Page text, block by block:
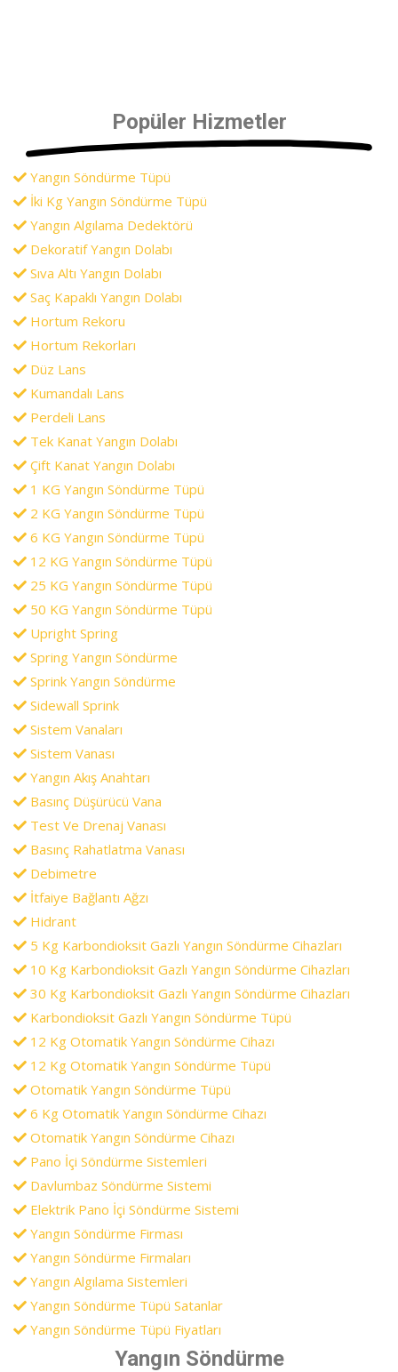
Popüler Hizmetler
Yangın Söndürme Tüpü
İki Kg Yangın Söndürme Tüpü
Yangın Algılama Dedektörü
Dekoratif Yangın Dolabı
Sıva Altı Yangın Dolabı
Saç Kapaklı Yangın Dolabı
Hortum Rekoru
Hortum Rekorları
Düz Lans
Kumandalı Lans
Perdeli Lans
Tek Kanat Yangın Dolabı
Çift Kanat Yangın Dolabı
1 KG Yangın Söndürme Tüpü
2 KG Yangın Söndürme Tüpü
6 KG Yangın Söndürme Tüpü
12 KG Yangın Söndürme Tüpü
25 KG Yangın Söndürme Tüpü
50 KG Yangın Söndürme Tüpü
Upright Spring
Spring Yangın Söndürme
Sprink Yangın Söndürme
Sidewall Sprink
Sistem Vanaları
Sistem Vanası
Yangın Akış Anahtarı
Basınç Düşürücü Vana
Test Ve Drenaj Vanası
Basınç Rahatlatma Vanası
Debimetre
İtfaiye Bağlantı Ağzı
Hidrant
5 Kg Karbondioksit Gazlı Yangın Söndürme Cihazları
10 Kg Karbondioksit Gazlı Yangın Söndürme Cihazları
30 Kg Karbondioksit Gazlı Yangın Söndürme Cihazları
Karbondioksit Gazlı Yangın Söndürme Tüpü
12 Kg Otomatik Yangın Söndürme Cihazı
12 Kg Otomatik Yangın Söndürme Tüpü
Otomatik Yangın Söndürme Tüpü
6 Kg Otomatik Yangın Söndürme Cihazı
Otomatik Yangın Söndürme Cihazı
Pano İçi Söndürme Sistemleri
Davlumbaz Söndürme Sistemi
Elektrik Pano İçi Söndürme Sistemi
Yangın Söndürme Firması
Yangın Söndürme Firmaları
Yangın Algılama Sistemleri
Yangın Söndürme Tüpü Satanlar
Yangın Söndürme Tüpü Fiyatları
Yangın Söndürme